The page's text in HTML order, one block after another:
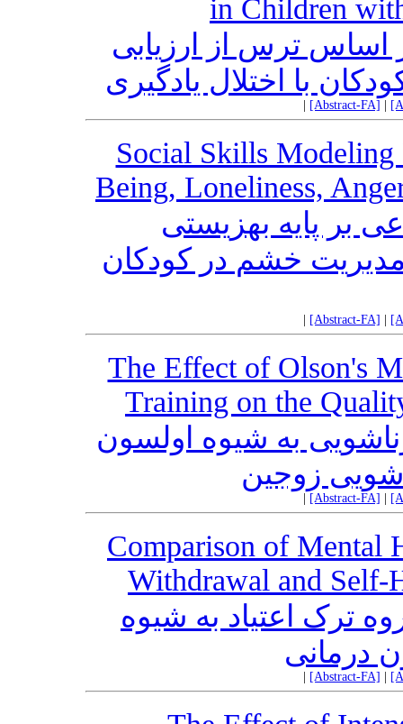
in Children
اساس ترس از ارزیابی
با اختلال یادگیری
[Abstract-FA]
Social Skills Modeling
Being, Loneliness,
بر پایه بهزیستی
خشم در کودکان
[Abstract-FA]
The Effect of Olson's
Training on the
به شیوه اولسون
زوجین
[Abstract-FA]
Comparison of Mental
Withdrawal and Self-
ترک اعتیاد به شیوه
درمانی
[Abstract-FA]